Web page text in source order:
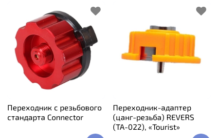
Переходник с резьбового
стандарта Connector
Переходник-адаптер
(цанг-резьба) REVERS
(TA-022), «Tourist»